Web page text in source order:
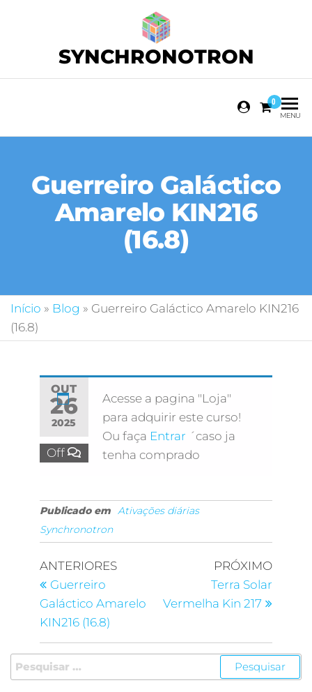
SYNCHRONOTRON
0
MENU
Guerreiro Galáctico
Amarelo KIN216
(16.8)
Início » Blog » Guerreiro Galáctico Amarelo KIN216
(16.8)
OUT
26
2025
Off
Acesse a pagina "Loja"
para adquirir este curso!
Ou faça Entrar ´caso ja
tenha comprado
Publicado em Ativações diárias
Synchronotron
ANTERIORES
Guerreiro
Galáctico Amarelo
KIN216 (16.8)
PRÓXIMO
Terra Solar
Vermelha Kin 217